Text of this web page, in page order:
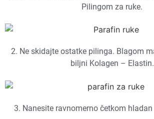
Pilingom za ruke.
2. Ne skidajte ostatke pilinga. Blagom
biljni Kolagen – Elastin.
3. Nanesite ravnomerno četkom